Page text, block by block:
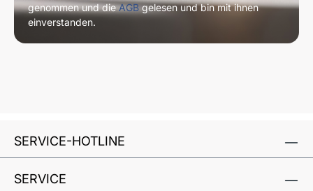
genommen und dieAGBgelesen und bin mit ihnen
einverstanden.
SERVICE-HOTLINE
SERVICE